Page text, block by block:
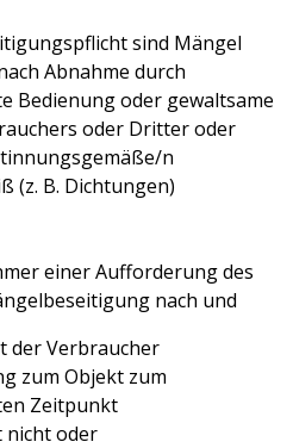
sind Mängel
Abnahme durch
Bedienung oder gewaltsame
oder Dritter oder
n
(z. B. Dichtungen)
einer Aufforderung des
nach und
der Verbraucher
zum Objekt zum
Zeitpunkt
nicht oder